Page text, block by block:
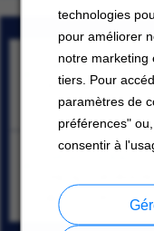
technologies
pour améliorer
notre marketing
tiers. Pour
paramètres de
préférences"
consentir à
Sales
Großkugel, Saxe-
07/29/2026
08/07/2026